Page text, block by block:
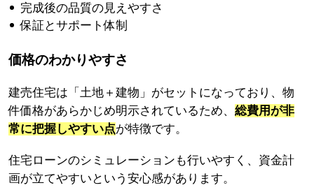
完成後の品質の見えやすさ
保証とサポート体制
価格のわかりやすさ
建売住宅は「土地＋建物」がセットになっており、物
件価格があらかじめ明示されているため、 総費用が非
常に把握しやすい点が特徴です。
住宅ローンのシミュレーションも行いやすく、資金計
画が立てやすいという安心感があります。